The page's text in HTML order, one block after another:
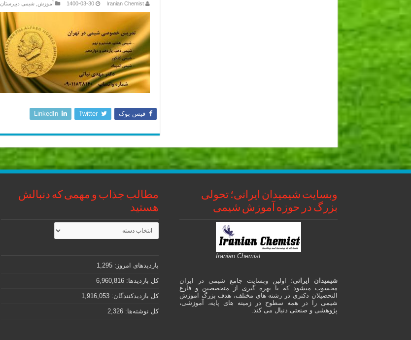
Iranian Chemist
1400-03-30 آموزش ,شیمی دبیرستان
فیس بوک Twitter
LinkedIn
وبسایت شیمیدان ایرانی؛ تحولی
بزرگ در حوزه آموزش شیمی
Iranian Chemist
شیمیدان ایرانی؛ اولین وبسایت جامع شیمی در ایران
محسوب میشود که با بهره گیری از متخصصین و فارغ
التحصیلان دکتری در رشته های مختلف، هدف بزرگ آموزش
شیمی را در همه سطوح در زمینه های پایه، آموزشی،
پژوهشی و صنعتی دنبال می کند.
مطالب جذاب و مهمی که دنبالش
هستید
مطالب
جذاب
و
که
دنبالش
هستید
بازدیدهای امروز: 1,295
کل بازدیدها: 6,960,816
کل بازدیدکنند‌گان: 1,916,053
کل نوشته‌ها: 2,326